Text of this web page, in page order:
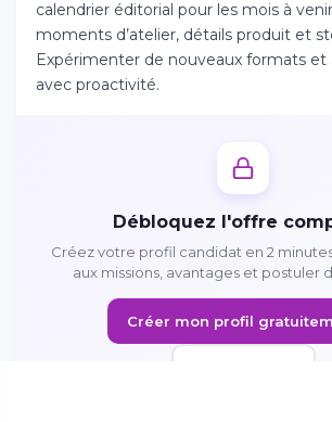
calendrier éditorial pour les mois à
moments d’atelier, détails produit et
Expérimenter de nouveaux formats et
avec proactivité.
Débloquez l'offre
Créez votre profil candidat en 2
aux missions, avantages et postuler
Créer mon profil
Continuer sur Android
Téléchargez l'app sur Google
Se connecter sur le web
Accédez à votre compte
navigateur